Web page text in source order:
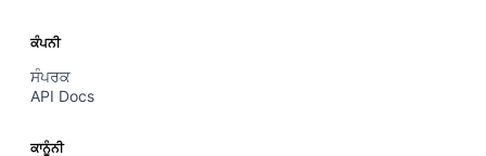
ਕੰਪਨੀ
ਸੰਪਰਕ
API Docs
ਕਾਨੂੰਨੀ